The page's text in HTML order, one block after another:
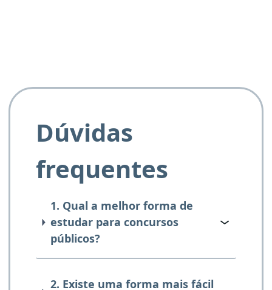
Dúvidas
frequentes
1. Qual a melhor forma de
estudar para concursos
públicos?
2. Existe uma forma mais fácil